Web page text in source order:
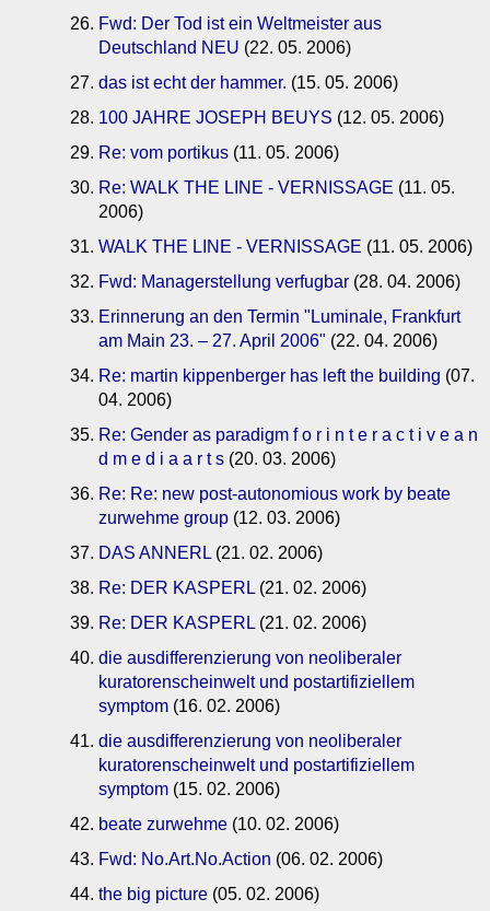
Fwd: Der Tod ist ein Weltmeister aus
Deutschland NEU (22. 05. 2006)
das ist echt der hammer. (15. 05. 2006)
100 JAHRE JOSEPH BEUYS (12. 05. 2006)
Re: vom portikus (11. 05. 2006)
Re: WALK THE LINE - VERNISSAGE (11. 05.
2006)
WALK THE LINE - VERNISSAGE (11. 05. 2006)
Fwd: Managerstellung verfugbar (28. 04. 2006)
Erinnerung an den Termin "Luminale, Frankfurt
am Main 23. – 27. April 2006" (22. 04. 2006)
Re: martin kippenberger has left the building (07.
04. 2006)
Re: Gender as paradigm f o r i n t e r a c t i v e a n
d m e d i a a r t s (20. 03. 2006)
Re: Re: new post-autonomious work by beate
zurwehme group (12. 03. 2006)
DAS ANNERL (21. 02. 2006)
Re: DER KASPERL (21. 02. 2006)
Re: DER KASPERL (21. 02. 2006)
die ausdifferenzierung von neoliberaler
kuratorenscheinwelt und postartifiziellem
symptom (16. 02. 2006)
die ausdifferenzierung von neoliberaler
kuratorenscheinwelt und postartifiziellem
symptom (15. 02. 2006)
beate zurwehme (10. 02. 2006)
Fwd: No.Art.No.Action (06. 02. 2006)
the big picture (05. 02. 2006)